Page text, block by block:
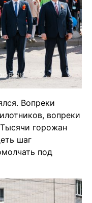
Вопреки
вопреки
горожан
шаг
под